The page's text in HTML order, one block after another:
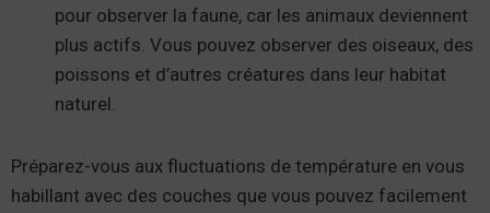
pour observer la faune, car les animaux deviennent
plus actifs. Vous pouvez observer des oiseaux, des
poissons et d’autres créatures dans leur habitat
naturel.
Préparez-vous aux fluctuations de température en vous
habillant avec des couches que vous pouvez facilement